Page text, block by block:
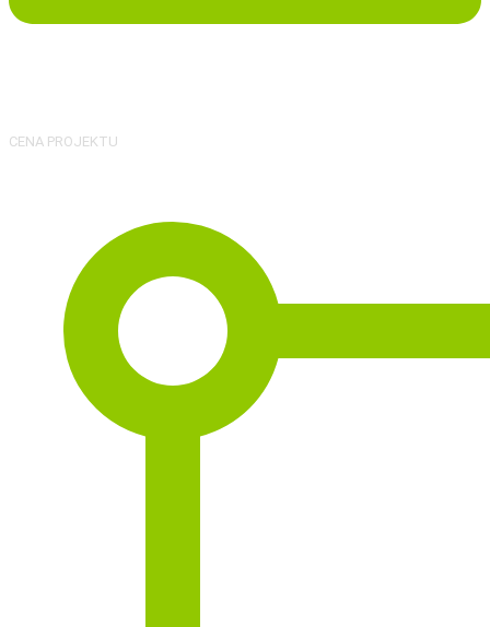
CENA PROJEKTU